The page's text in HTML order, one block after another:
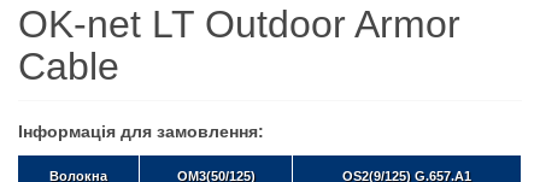
OK-net LT Outdoor Armor
Cable
Інформація для замовлення:
Волокна OM3(50/125) OS2(9/125) G.657.A1